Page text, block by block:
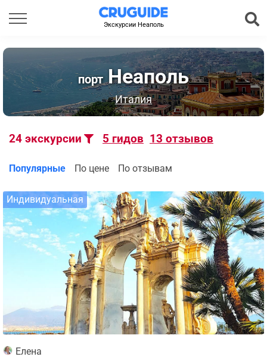
Экскурсии Неаполь
портНеаполь
Италия
24 экскурсии 5 гидов 13 отзывов
Популярные По цене По отзывам
Индивидуальная
Елена